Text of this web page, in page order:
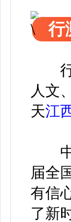
行
人文
天江
中
届全
有信
了新